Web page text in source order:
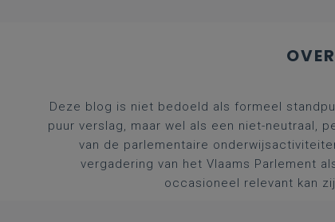
Deze blog is niet bedoeld als formeel
puur verslag, maar wel als een niet-neutraal,
van de parlementaire
vergadering van het Vlaams Parlement
occasioneel relevant kan